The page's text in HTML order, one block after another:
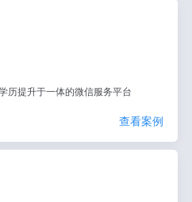
历提升于一体的微信服务平台
查看案例